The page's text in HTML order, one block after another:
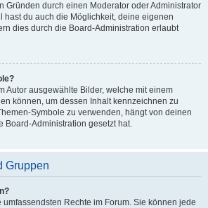
Gründen durch einen Moderator oder Administrator
hast du auch die Möglichkeit, deine eigenen
dies durch die Board-Administration erlaubt
Autor ausgewählte Bilder, welche mit einem
können, um dessen Inhalt kennzeichnen zu
Symbole zu verwenden, hängt von deinen
Board-Administration gesetzt hat.
Gruppen
Rechte im Forum. Sie können jede